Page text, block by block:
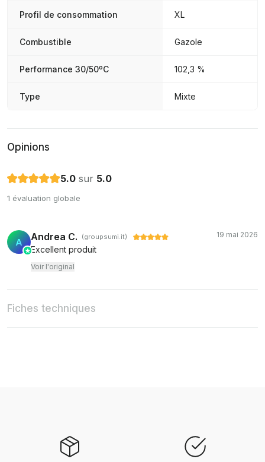
Profil de consommation XL
Combustible Gazole
Performance 30/50ºC 102,3 %
Type Mixte
Opinions
5.0 sur 5.0
1 évaluation globale
A Andrea C. (groupsumi.it) 19 mai 2026
Excellent produit
Voir l'original
Fiches techniques